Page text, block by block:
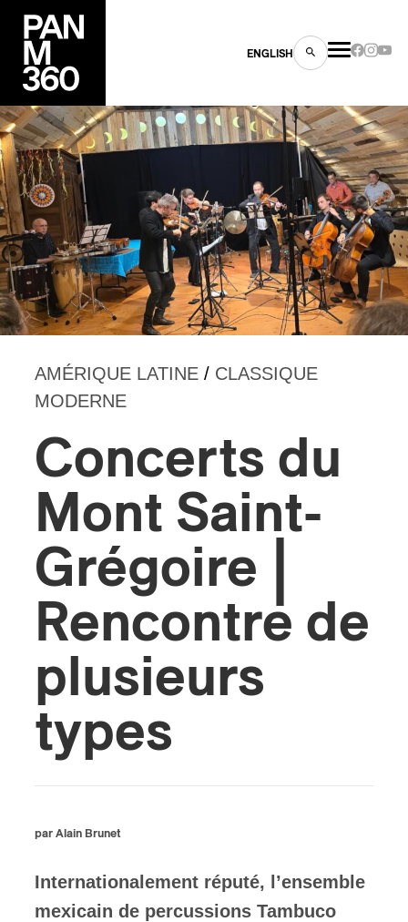
ENGLISH
AMÉRIQUE LATINE / CLASSIQUE
MODERNE
Concerts du
Mont Saint-
Grégoire |
Rencontre de
plusieurs
types
par Alain Brunet
Internationalement réputé, l’ensemble
mexicain de percussions Tambuco